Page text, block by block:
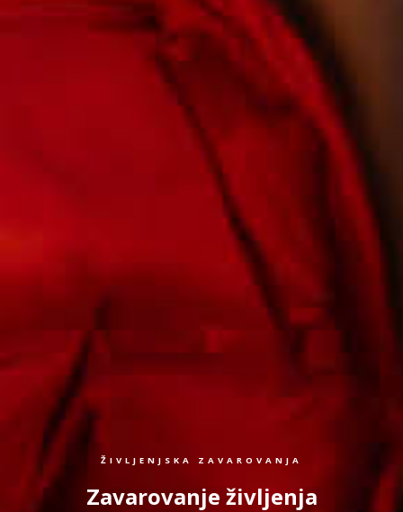
ŽIVLJENJSKA ZAVAROVANJA
Zavarovanje življenja